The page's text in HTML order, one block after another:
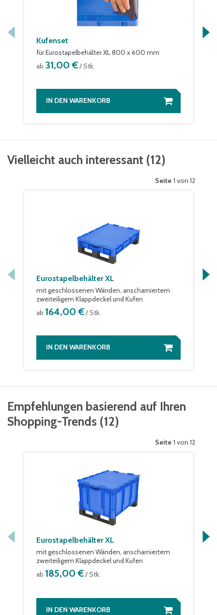
Kufenset
für Eurostapelbehälter XL 800 x 600 mm
ab 31,00 €/ Stk.
IN DEN WARENKORB
Vielleicht auch interessant (12)
Seite 1 von 12
Eurostapelbehälter XL
mit geschlossenen Wänden, anscharniertem
zweiteiligem Klappdeckel und Kufen
ab 164,00 €/ Stk.
IN DEN WARENKORB
Empfehlungen basierend auf Ihren
Shopping-Trends (12)
Seite 1 von 12
Eurostapelbehälter XL
mit geschlossenen Wänden, anscharniertem
zweiteiligem Klappdeckel und Kufen
ab 185,00 €/ Stk.
IN DEN WARENKORB